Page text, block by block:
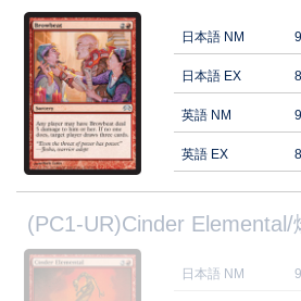
日本語 NM
日本語 EX
英語 NM
英語 EX
(PC1-UR)Cinder
日本語 NM